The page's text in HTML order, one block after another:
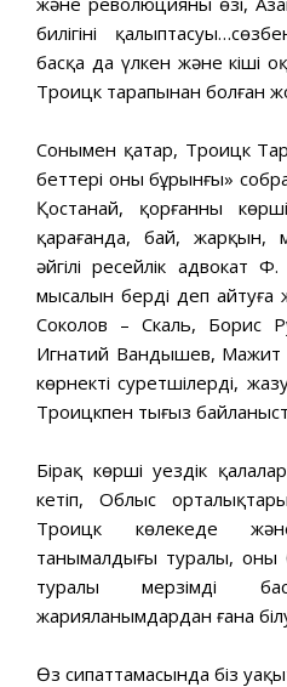
билігінің
басқа да үлкен және кіші
Троицк тарапынан болған
Сонымен қатар, Троицк
беттері оның бұрынғы»
Қостанай, қорғанның
қарағанда, бай, жарқын,
әйгілі ресейлік адвокат
мысалын берді деп айтуға
Соколов – Скаль, Борис
Игнатий Вандышев, Мажит
көрнекті суретшілердің,
Троицкпен тығыз
Бірақ көрші уездік
кетіп, Облыс
Троицк көлеңкеде
танымалдығы туралы, оның
туралы мерзімді
жарияланымдардан ғана
Өз сипаттамасында біз